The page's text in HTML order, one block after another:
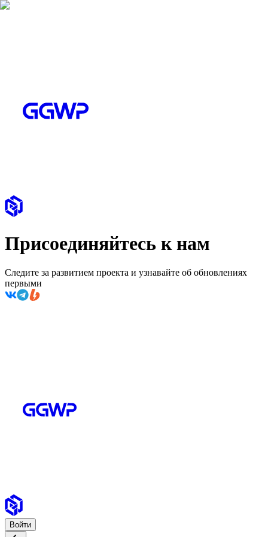
Присоединяйтесь к нам
Следите за развитием проекта и узнавайте об обновлениях
первыми
Войти